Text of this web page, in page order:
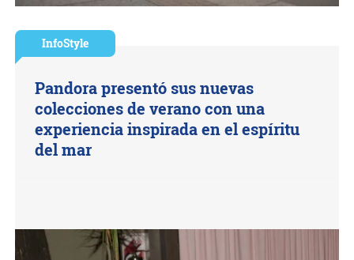
InfoStyle
Pandora presentó sus nuevas
colecciones de verano con una
experiencia inspirada en el espíritu
del mar